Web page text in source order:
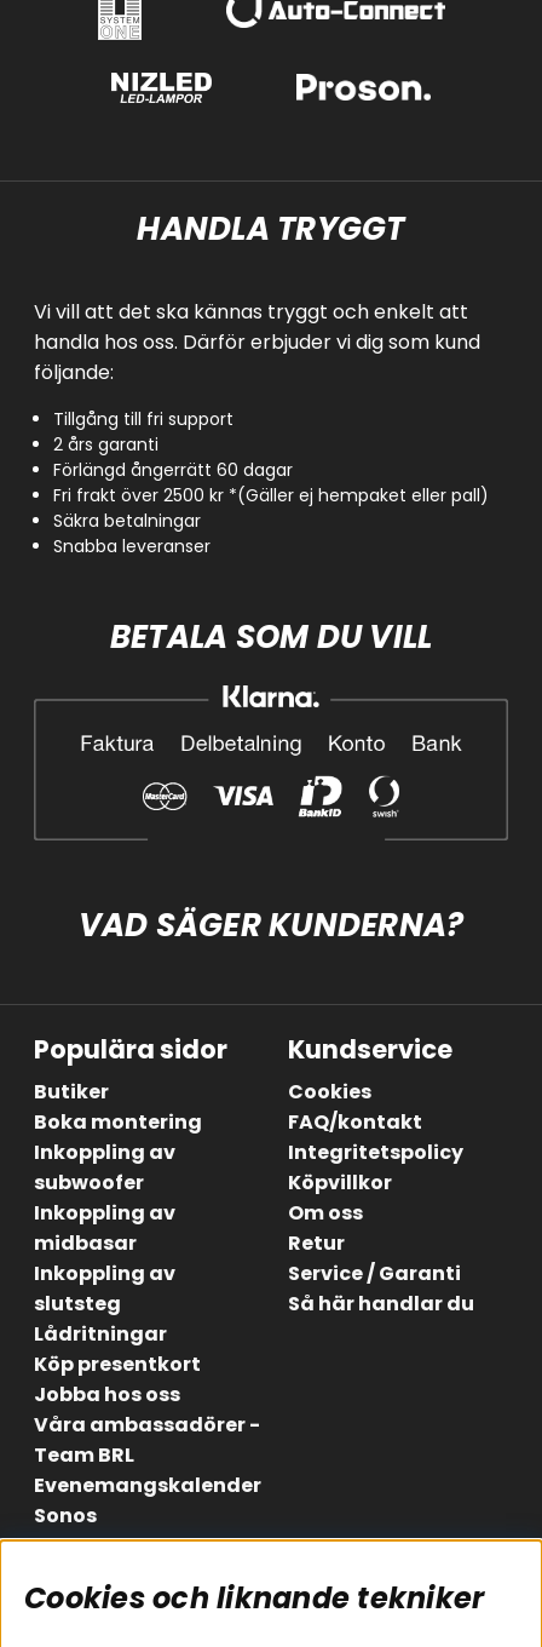
HANDLA TRYGGT
Vi vill att det ska kännas tryggt och enkelt att
handla hos oss. Därför erbjuder vi dig som kund
följande:
Tillgång till fri support
2 års garanti
Förlängd ångerrätt 60 dagar
Fri frakt över 2500 kr *(Gäller ej hempaket eller pall)
Säkra betalningar
Snabba leveranser
BETALA SOM DU VILL
VAD SÄGER KUNDERNA?
Populära sidor
Butiker
Boka montering
Inkoppling av
subwoofer
Inkoppling av
midbasar
Inkoppling av
slutsteg
Lådritningar
Köp presentkort
Jobba hos oss
Våra ambassadörer -
Team BRL
Evenemangskalender
Sonos
Kundservice
Cookies
FAQ/kontakt
Integritetspolicy
Köpvillkor
Om oss
Retur
Service / Garanti
Så här handlar du
Områden Följ oss
Cookies och liknande tekniker